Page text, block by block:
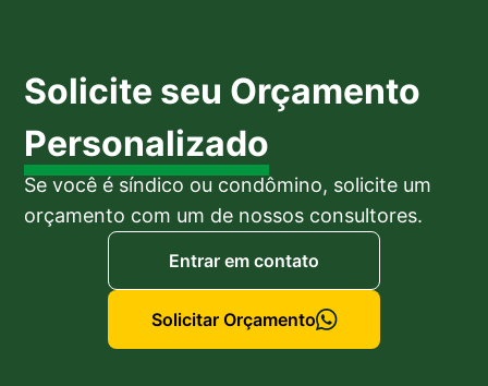
Solicite seu Orçamento
Personalizado
Se você é síndico ou condômino, solicite um
orçamento com um de nossos consultores.
Entrar em contato
Solicitar Orçamento